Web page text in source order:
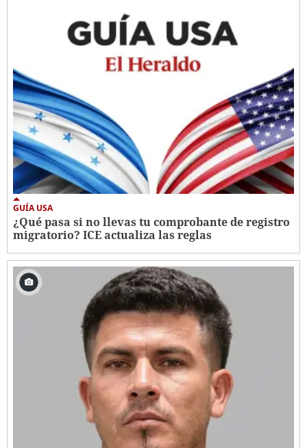
GUÍA USA
¿Qué pasa si no llevas tu comprobante de registro
migratorio? ICE actualiza las reglas